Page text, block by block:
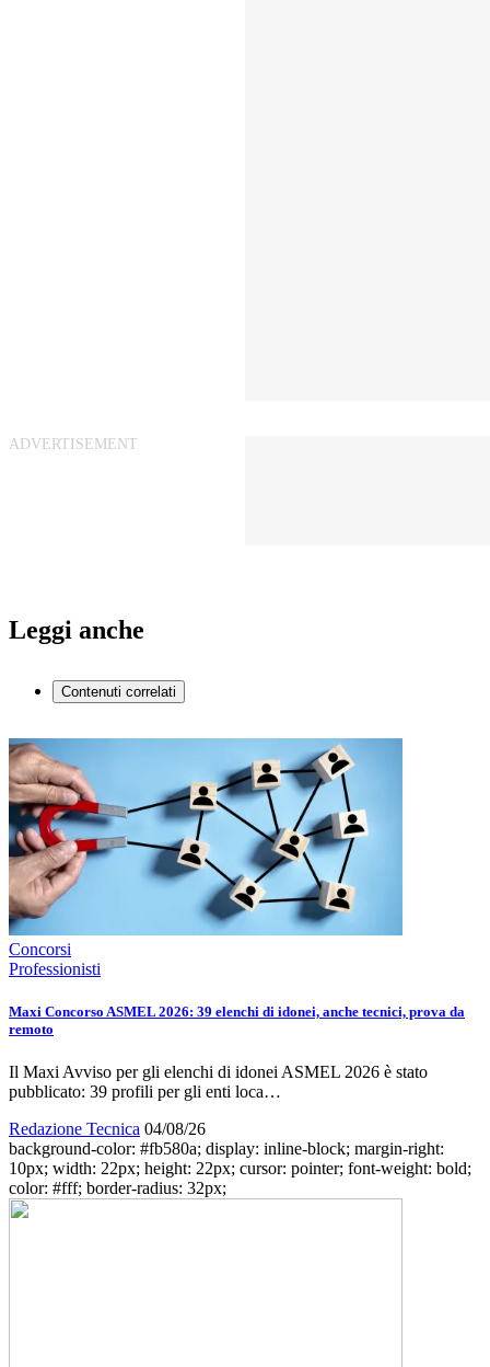
Leggi anche
Contenuti correlati
Concorsi
Professionisti
Maxi Concorso ASMEL 2026: 39 elenchi di idonei, anche tecnici, prova da
remoto
Il Maxi Avviso per gli elenchi di idonei ASMEL 2026 è stato
pubblicato: 39 profili per gli enti loca…
Redazione Tecnica 04/08/26
background-color: #fb580a; display: inline-block; margin-right:
10px; width: 22px; height: 22px; cursor: pointer; font-weight: bold;
color: #fff; border-radius: 32px;